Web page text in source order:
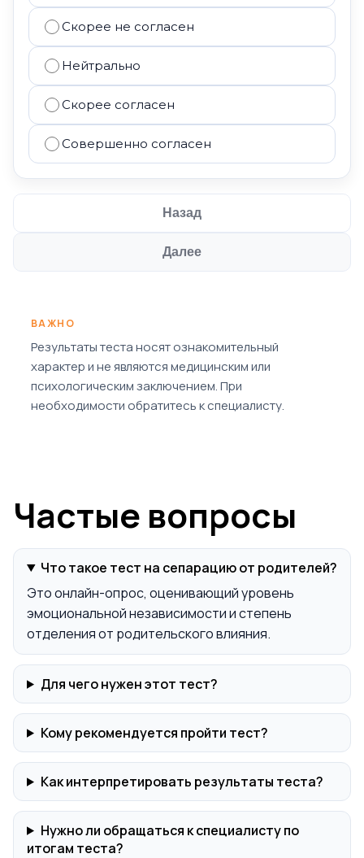
Скорее не согласен
Нейтрально
Скорее согласен
Совершенно согласен
Назад
Далее
ВАЖНО
Результаты теста носят ознакомительный
характер и не являются медицинским или
психологическим заключением. При
необходимости обратитесь к специалисту.
Частые вопросы
Что такое тест на сепарацию от родителей?
Это онлайн-опрос, оценивающий уровень
эмоциональной независимости и степень
отделения от родительского влияния.
Для чего нужен этот тест?
Кому рекомендуется пройти тест?
Как интерпретировать результаты теста?
Нужно ли обращаться к специалисту по
итогам теста?